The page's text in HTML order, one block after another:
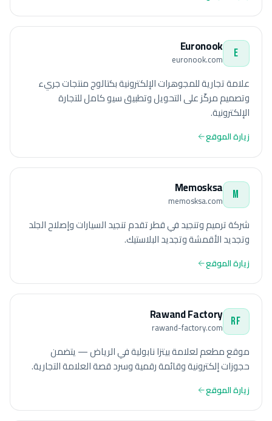
E
Euronook
euronook.com
علامة تجارية للمجوهرات الإلكترونية بكتالوج منتجات جريء
وتصميم مركّز على التحويل وتطبيق سيو كامل للتجارة
الإلكترونية.
زيارة الموقع
M
Memosksa
memosksa.com
شركة ترميم وتنجيد في قطر تقدم تنجيد السيارات وإصلاح الجلد
وتجديد الأقمشة وتجديد البلاستيك.
زيارة الموقع
RF
Rawand Factory
rawand-factory.com
موقع مطعم لعلامة بيتزا نابولية في الرياض — يتضمن
حجوزات إلكترونية وقائمة رقمية وسرد قصة العلامة التجارية.
زيارة الموقع